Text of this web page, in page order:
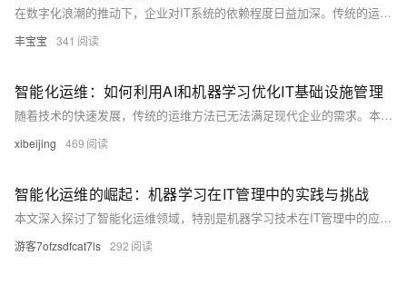
在数字化浪潮的推动下，企业对IT系统的依赖程度日益加深。传统的运维模式已经难以满足现代业务的需求，尤其是在处理海量数据和复杂系统时显得力不从心。本文将探讨如何通过机器学习技术，实现智能化的运维管理，从而提升效率、减少故障时间，并预测潜在问题，保障业务的连续性和稳定性。 【7月更文挑战第27天】
丰宝宝 341
智能化运维：如何利用AI和机器学习优化IT基础设施管理
随着技术的快速发展，传统的运维方法已无法满足现代企业的需求。本文将深入探讨如何通过人工智能（AI）和机器学习（ML）来革新IT基础设施的管理方式，提升效率并降低成本。我们将从实际案例出发，分析AI与ML在智能监控、故障预测、自动化修复等方面的应用，并讨论实施这些技术时面临的挑战与解决策略。
xibeijing 469
智能化运维的崛起：机器学习在IT管理中的实践与挑战
本文深入探讨了智能化运维领域，特别是机器学习技术在IT管理中的应用。文章首先介绍了智能化运维的概念及其重要性，随后详细阐述了机器学习在故障预测、自动化响应和系统优化中的作用。同时，文章也指出了实施智能化运维时可能遇到的技术挑战和数据治理问题，并提出了相应的解决策略。最后，通过具体案例分析，展示了机器学习技术如何在实际运维中提高系统稳定性和效率。
游客7ofzsdfcat7ls 292